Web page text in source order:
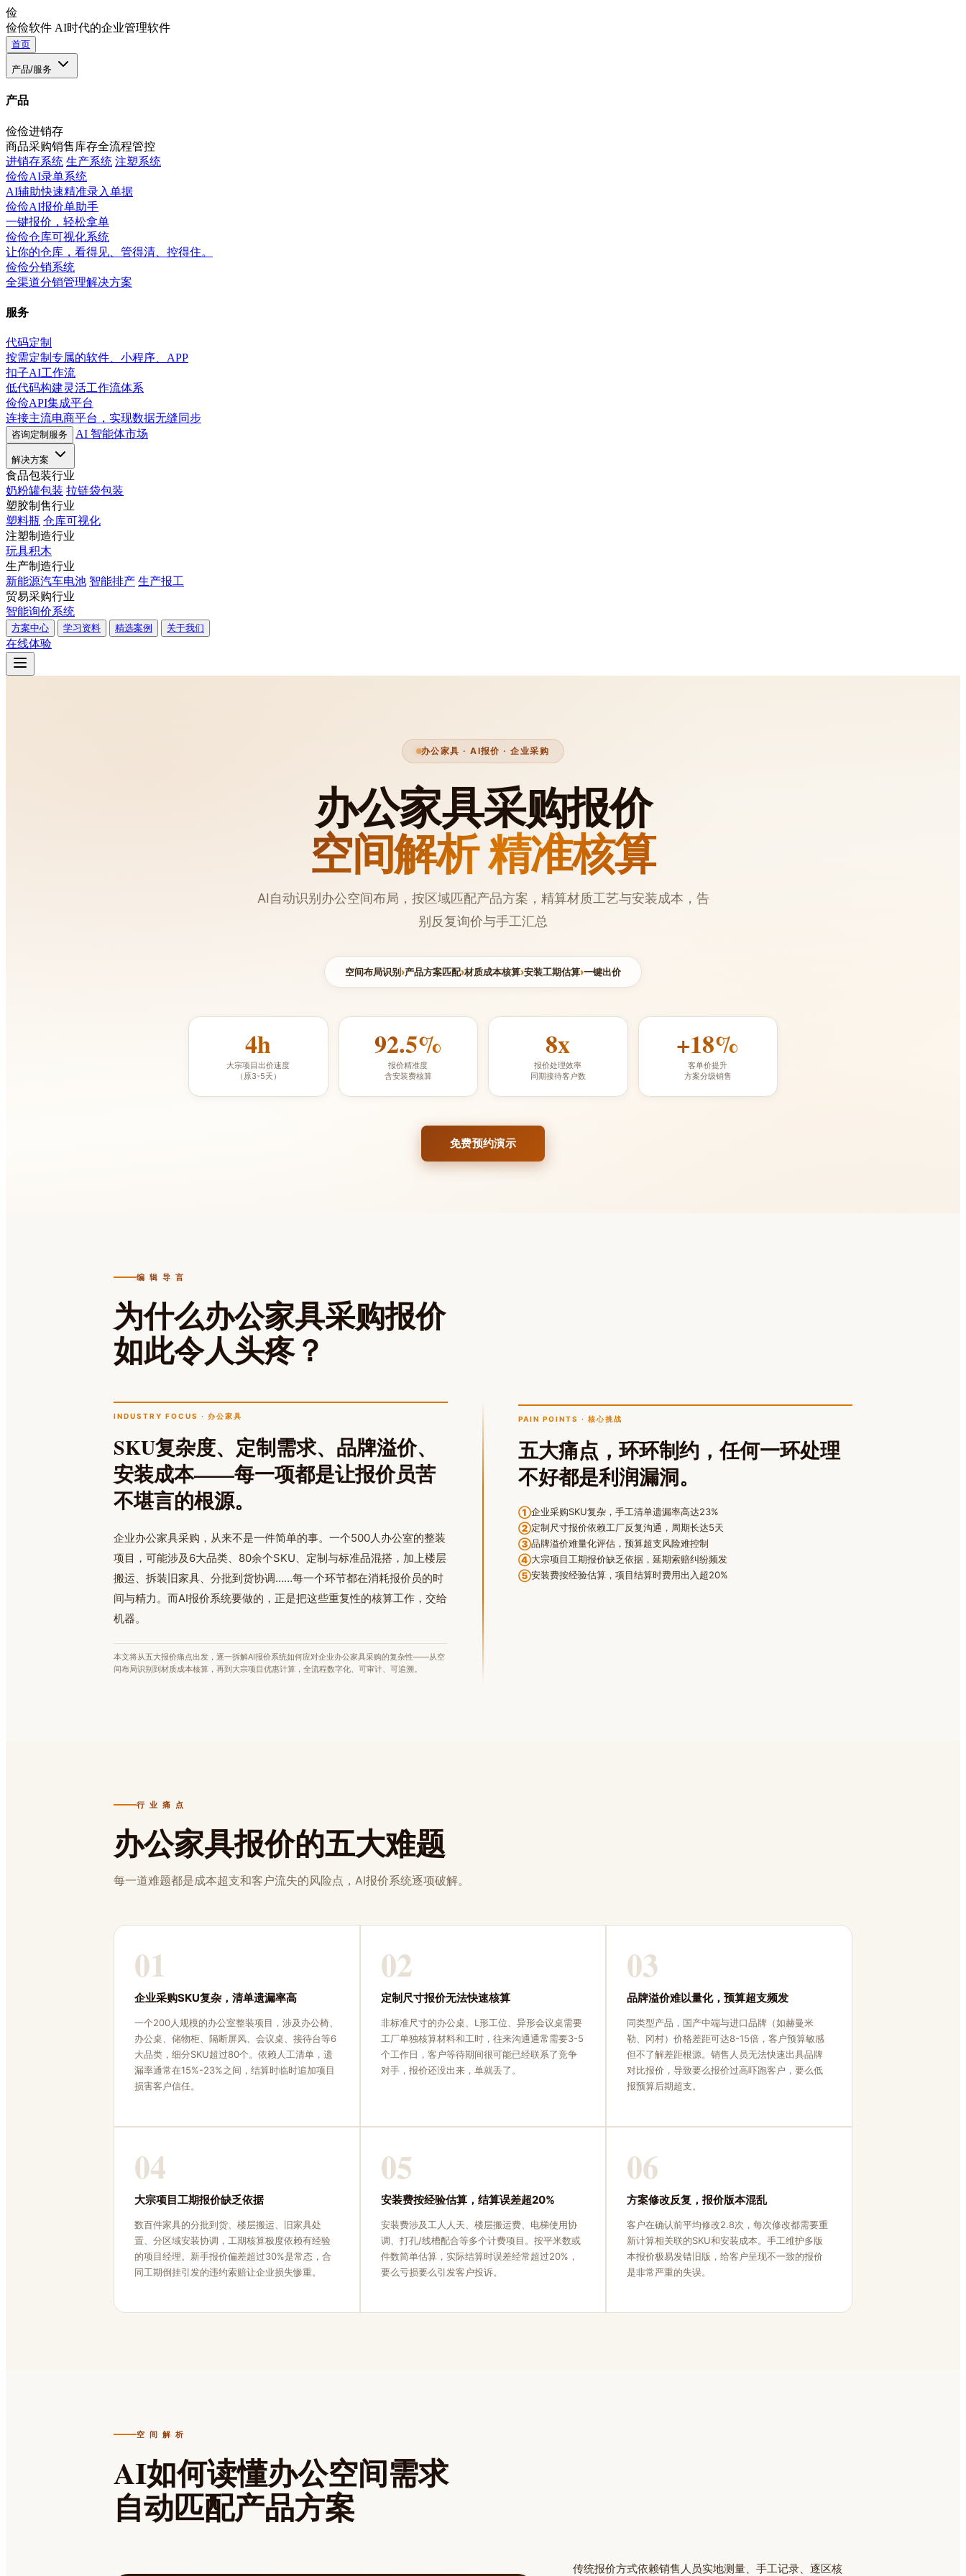
俭
俭俭软件 AI时代的企业管理软件
首页
产品/服务
产品
俭俭进销存
商品采购销售库存全流程管控
进销存系统 生产系统 注塑系统
俭俭AI录单系统
AI辅助快速精准录入单据
俭俭AI报价单助手
一键报价，轻松拿单
俭俭仓库可视化系统
让你的仓库，看得见、管得清、控得住。
俭俭分销系统
全渠道分销管理解决方案
服务
代码定制
按需定制专属的软件、小程序、APP
扣子AI工作流
低代码构建灵活工作流体系
俭俭API集成平台
连接主流电商平台，实现数据无缝同步
咨询定制服务 AI 智能体市场
解决方案
食品包装行业
奶粉罐包装 拉链袋包装
塑胶制售行业
塑料瓶 仓库可视化
注塑制造行业
玩具积木
生产制造行业
新能源汽车电池 智能排产 生产报工
贸易采购行业
智能询价系统
方案中心 学习资料 精选案例 关于我们
在线体验
办公家具 · AI报价 · 企业采购
办公家具采购报价
空间解析 精准核算
AI自动识别办公空间布局，按区域匹配产品方案，精算材质工艺与安装成本，告
别反复询价与手工汇总
空间布局识别›产品方案匹配›材质成本核算›安装工期估算›一键出价
4h
大宗项目出价速度
（原3-5天）
92.5%
报价精准度
含安装费核算
8x
报价处理效率
同期接待客户数
+18%
客单价提升
方案分级销售
免费预约演示
编 辑 导 言
为什么办公家具采购报价
如此令人头疼？
INDUSTRY FOCUS · 办公家具
SKU复杂度、定制需求、品牌溢价、
安装成本——每一项都是让报价员苦
不堪言的根源。
企业办公家具采购，从来不是一件简单的事。一个500人办公室的整装
项目，可能涉及6大品类、80余个SKU、定制与标准品混搭，加上楼层
搬运、拆装旧家具、分批到货协调……每一个环节都在消耗报价员的时
间与精力。而AI报价系统要做的，正是把这些重复性的核算工作，交给
机器。
本文将从五大报价痛点出发，逐一拆解AI报价系统如何应对企业办公家具采购的复杂性——从空
间布局识别到材质成本核算，再到大宗项目优惠计算，全流程数字化、可审计、可追溯。
PAIN POINTS · 核心挑战
五大痛点，环环制约，任何一环处理
不好都是利润漏洞。
①企业采购SKU复杂，手工清单遗漏率高达23%
②定制尺寸报价依赖工厂反复沟通，周期长达5天
③品牌溢价难量化评估，预算超支风险难控制
④大宗项目工期报价缺乏依据，延期索赔纠纷频发
⑤安装费按经验估算，项目结算时费用出入超20%
行 业 痛 点
办公家具报价的五大难题
每一道难题都是成本超支和客户流失的风险点，AI报价系统逐项破解。
01
企业采购SKU复杂，清单遗漏率高
一个200人规模的办公室整装项目，涉及办公椅、
办公桌、储物柜、隔断屏风、会议桌、接待台等6
大品类，细分SKU超过80个。依赖人工清单，遗
漏率通常在15%-23%之间，结算时临时追加项目
损害客户信任。
02
定制尺寸报价无法快速核算
非标准尺寸的办公桌、L形工位、异形会议桌需要
工厂单独核算材料和工时，往来沟通通常需要3-5
个工作日，客户等待期间很可能已经联系了竞争
对手，报价还没出来，单就丢了。
03
品牌溢价难以量化，预算超支频发
同类型产品，国产中端与进口品牌（如赫曼米
勒、冈村）价格差距可达8-15倍，客户预算敏感
但不了解差距根源。销售人员无法快速出具品牌
对比报价，导致要么报价过高吓跑客户，要么低
报预算后期超支。
04
大宗项目工期报价缺乏依据
数百件家具的分批到货、楼层搬运、旧家具处
置、分区域安装协调，工期核算极度依赖有经验
的项目经理。新手报价偏差超过30%是常态，合
同工期倒挂引发的违约索赔让企业损失惨重。
05
安装费按经验估算，结算误差超20%
安装费涉及工人人天、楼层搬运费、电梯使用协
调、打孔/线槽配合等多个计费项目。按平米数或
件数简单估算，实际结算时误差经常超过20%，
要么亏损要么引发客户投诉。
06
方案修改反复，报价版本混乱
客户在确认前平均修改2.8次，每次修改都需要重
新计算相关联的SKU和安装成本。手工维护多版
本报价极易发错旧版，给客户呈现不一致的报价
是非常严重的失误。
空 间 解 析
AI如何读懂办公空间需求
自动匹配产品方案
传统报价方式依赖销售人员实地测量、手工记录、逐区核